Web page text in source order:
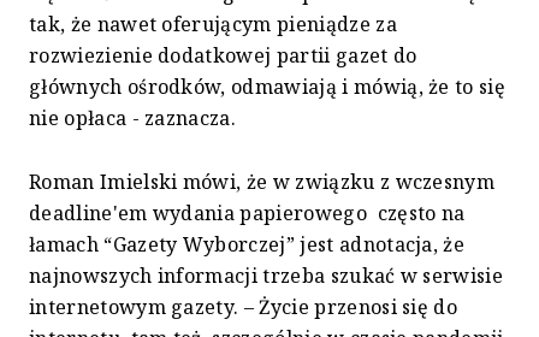
tak, że nawet oferującym pieniądze za
rozwiezienie dodatkowej partii gazet do
głównych ośrodków, odmawiają i mówią, że to się
nie opłaca - zaznacza.
Roman Imielski mówi, że w związku z wczesnym
deadline'em wydania papierowego często na
łamach “Gazety Wyborczej” jest adnotacja, że
najnowszych informacji trzeba szukać w serwisie
internetowym gazety. – Życie przenosi się do